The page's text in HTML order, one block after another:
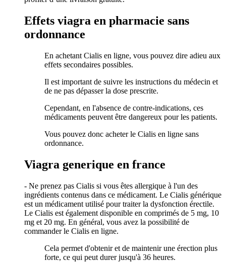
Effets viagra en pharmacie sans
ordonnance
En achetant Cialis en ligne, vous pouvez dire adieu aux
effets secondaires possibles.
Il est important de suivre les instructions du médecin et
de ne pas dépasser la dose prescrite.
Cependant, en l'absence de contre-indications, ces
médicaments peuvent être dangereux pour les patients.
Vous pouvez donc acheter le Cialis en ligne sans
ordonnance.
Viagra generique en france
- Ne prenez pas Cialis si vous êtes allergique à l'un des
ingrédients contenus dans ce médicament. Le Cialis générique
est un médicament utilisé pour traiter la dysfonction érectile.
Le Cialis est également disponible en comprimés de 5 mg, 10
mg et 20 mg. En général, vous avez la possibilité de
commander le Cialis en ligne.
Cela permet d'obtenir et de maintenir une érection plus
forte, ce qui peut durer jusqu'à 36 heures.